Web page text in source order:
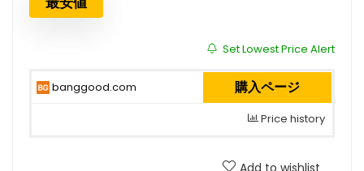
Set Lowest Price Alert
banggood.com 購入ページ
Price history
Add to wishlist